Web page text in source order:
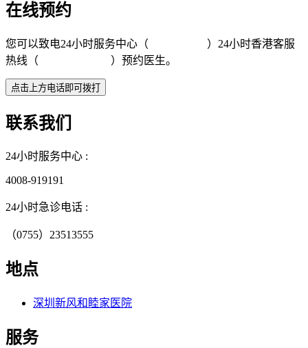
在线预约
您可以致电24小时服务中心（
）24小时香港客服
热线（
）预约医生。
联系我们
24小时服务中心 :
4008-919191
24小时急诊电话 :
（0755）23513555
地点
深圳新风和睦家医院
服务